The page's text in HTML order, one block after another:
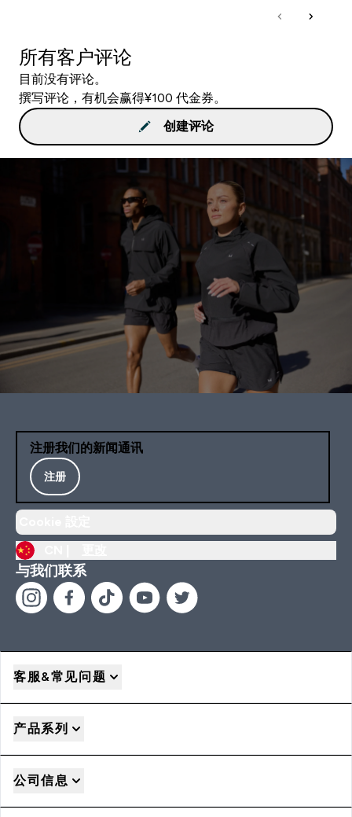
所有客户评论
目前没有评论。
撰写评论，有机会赢得¥100 代金券。
创建评论
注册我们的新闻通讯
注册
与我们联系
客服&常见问题
产品系列
公司信息